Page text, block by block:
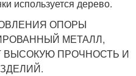
используется дерево.
ОПОРЫ
МЕТАЛЛ,
ВЫСОКУЮ ПРОЧНОСТЬ И